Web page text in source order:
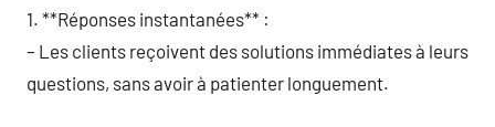
1. **Réponses instantanées** :
– Les clients reçoivent des solutions immédiates à leurs
questions, sans avoir à patienter longuement.